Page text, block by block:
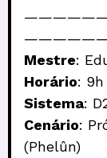
Mestre:
Horário: 9h
Sistema:
Cenário:
(Phelûn)